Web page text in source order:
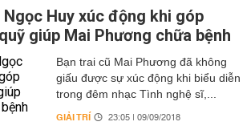
Huy xúc động khi góp
giúp Mai Phương chữa bệnh
Bạn trai cũ Mai Phương đã không
giấu được sự xúc động khi biểu diễn
trong đêm nhạc Tình nghệ sĩ,...
GIẢI TRÍ 23:05 | 09/09/2018